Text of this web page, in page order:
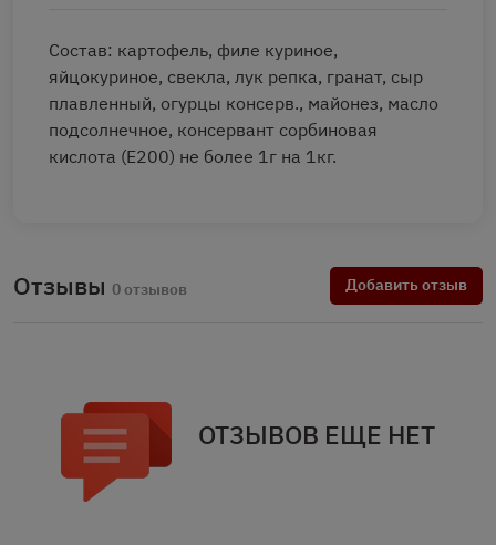
Состав: картофель, филе куриное,
яйцокуриное, свекла, лук репка, гранат, сыр
плавленный, огурцы консерв., майонез, масло
подсолнечное, консервант сорбиновая
кислота (Е200) не более 1г на 1кг.
Отзывы 0 отзывов Добавить отзыв
ОТЗЫВОВ ЕЩЕ НЕТ